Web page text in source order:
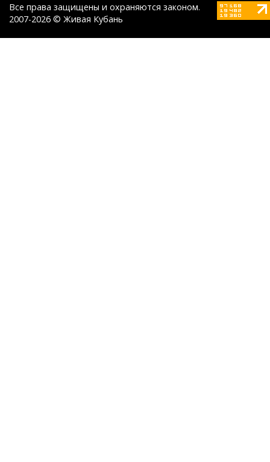
Все права защищены и охраняются законом.
2007-2026 © Живая Кубань